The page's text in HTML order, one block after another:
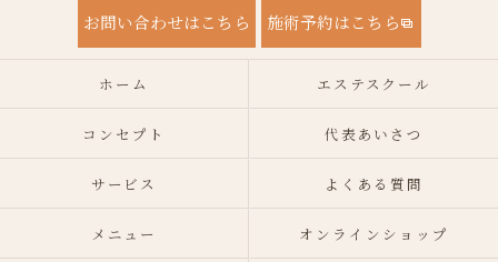
お問い合わせはこちら 施術予約はこちら
ホーム エステスクール
コンセプト 代表あいさつ
サービス よくある質問
メニュー オンラインショップ